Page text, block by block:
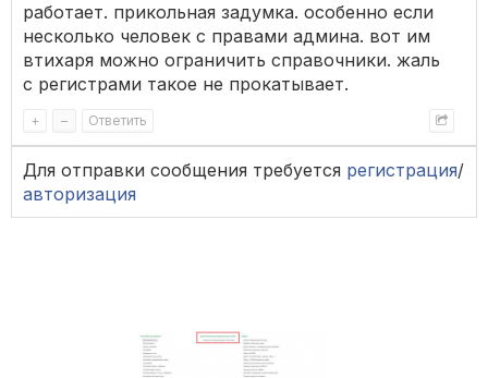
работает. прикольная задумка. особенно если
несколько человек с правами админа. вот им
втихаря можно ограничить справочники. жаль
с регистрами такое не прокатывает.
+ – Ответить
Для отправки сообщения требуется регистрация/
авторизация